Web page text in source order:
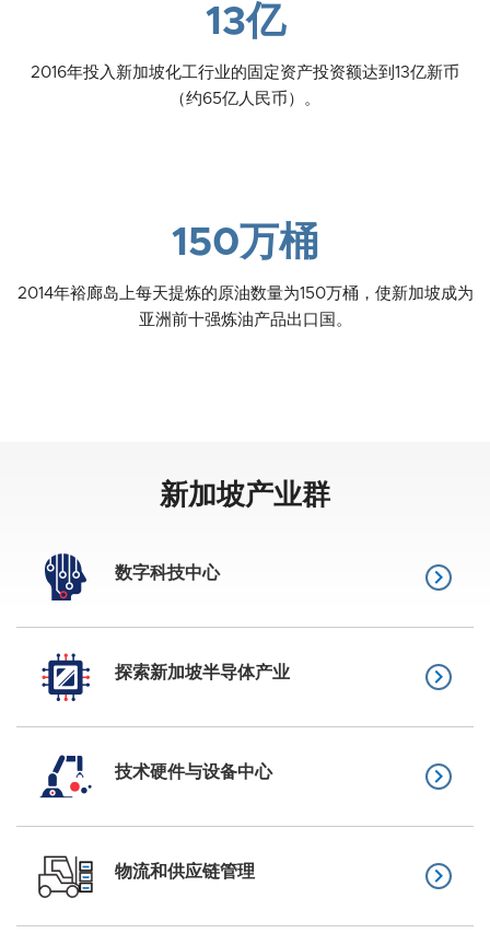
13亿
2016年投入新加坡化工行业的固定资产投资额达到13亿新币
（约65亿人民币）。
150万桶
2014年裕廊岛上每天提炼的原油数量为150万桶，使新加坡成为
亚洲前十强炼油产品出口国。
新加坡产业群
数字科技中心 keyboard_arrow_right
探索新加坡半导体产业 keyboard_arrow_right
技术硬件与设备中心 keyboard_arrow_right
物流和供应链管理 keyboard_arrow_right